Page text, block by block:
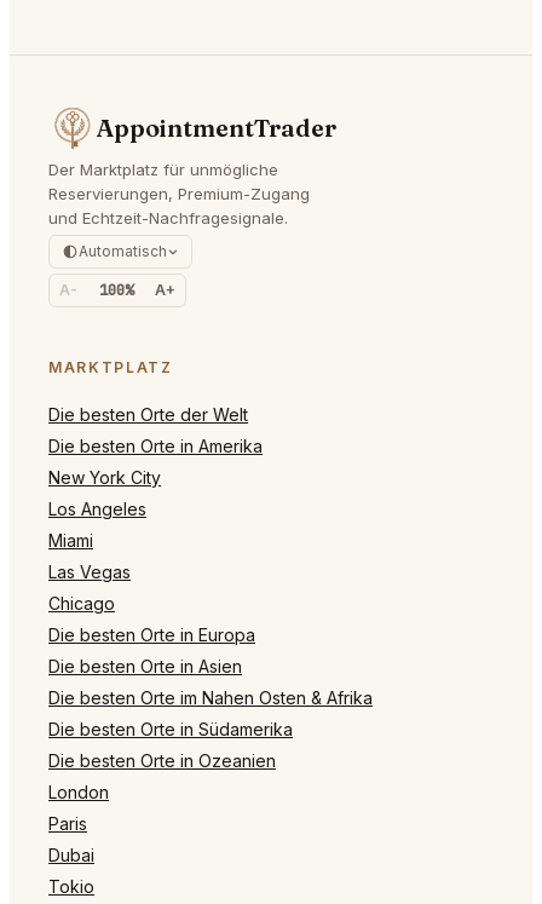
AppointmentTrader
Der Marktplatz für unmögliche
Reservierungen, Premium-Zugang
und Echtzeit-Nachfragesignale.
Automatisch
A- 100% A+
MARKTPLATZ
Die besten Orte der Welt
Die besten Orte in Amerika
New York City
Los Angeles
Miami
Las Vegas
Chicago
Die besten Orte in Europa
Die besten Orte in Asien
Die besten Orte im Nahen Osten & Afrika
Die besten Orte in Südamerika
Die besten Orte in Ozeanien
London
Paris
Dubai
Tokio